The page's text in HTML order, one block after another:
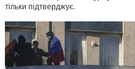
тільки підтверджує.